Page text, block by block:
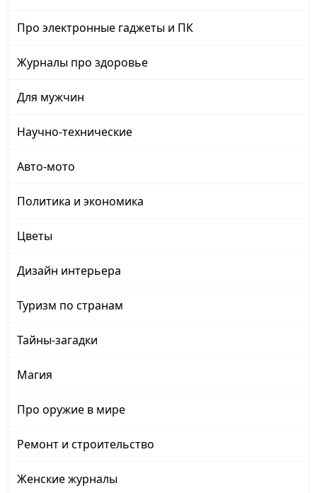
Про электронные гаджеты и ПК
Журналы про здоровье
Для мужчин
Научно-технические
Авто-мото
Политика и экономика
Цветы
Дизайн интерьера
Туризм по странам
Тайны-загадки
Магия
Про оружие в мире
Ремонт и строительство
Женские журналы